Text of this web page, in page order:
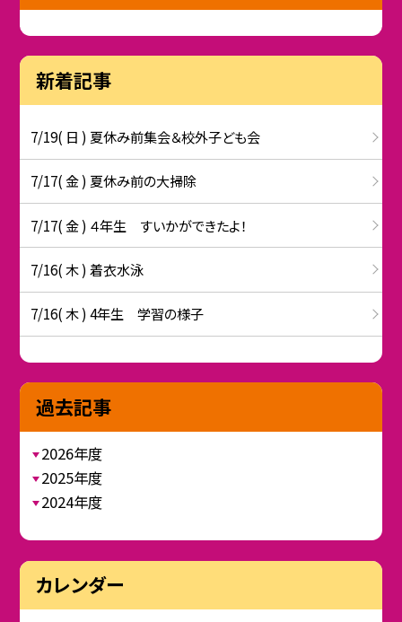
新着記事
7/19( 日 ) 夏休み前集会＆校外子ども会
7/17( 金 ) 夏休み前の大掃除
7/17( 金 ) ４年生 すいかができたよ！
7/16( 木 ) 着衣水泳
7/16( 木 ) 4年生 学習の様子
過去記事
2026年度
2025年度
2024年度
カレンダー